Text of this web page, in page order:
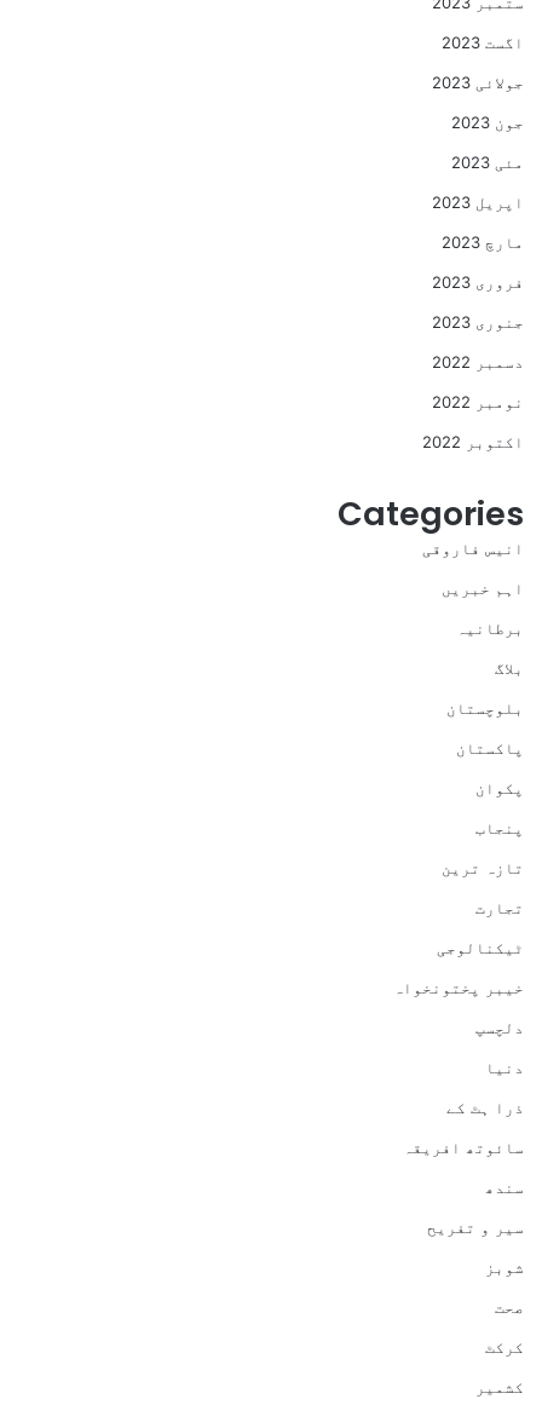
اگست 2023
جولائی 2023
جون 2023
مئی 2023
اپریل 2023
مارچ 2023
فروری 2023
جنوری 2023
دسمبر 2022
نومبر 2022
اکتوبر 2022
Categories
انیس فاروقی
اہم خبریں
برطانیہ
بلاگ
بلوچستان
پاکستان
پکوان
پنجاب
تازہ ترین
تجارت
ٹیکنالوجی
خیبر پختونخواہ
دلچسپ
دنیا
ذرا ہٹ کے
سائوتھ افریقہ
سندھ
سیر و تفریح
شوبز
صحت
کرکٹ
کشمیر